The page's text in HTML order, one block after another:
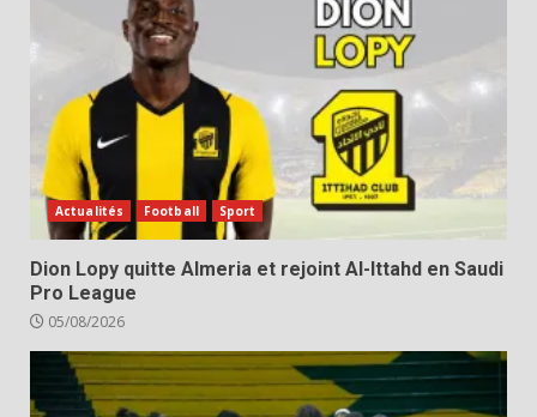
Actualités Football Sport
Dion Lopy quitte Almeria et rejoint Al-Ittahd en Saudi
Pro League
05/08/2026